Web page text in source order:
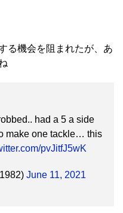
る機会を阻まれたが、あ
had a 5 a side
make one tackle… this
pvJitfJ5wK
June 11, 2021